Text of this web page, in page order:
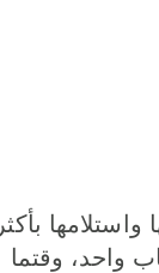
بأكثر
واحد، وقتما